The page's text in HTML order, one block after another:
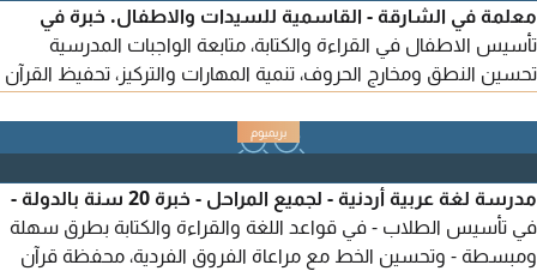
معلمة في الشارقة - القاسمية للسيدات والاطفال. خبرة في
تأسيس الاطفال في القراءة والكتابة، متابعة الواجبات المدرسية
تحسين النطق ومخارج الحروف، تنمية المهارات والتركيز، تحفيظ القرآن
الكريم متابعة فردية لكل طفل حسب مستواة. وحاصلة علي إسناد
لتحفيظ القرآن الكريم القاسمية - الشارقة للتواصل والاستفسار عبر
الرسائل أو الاتصال
مدرسة لغة عربية أردنية - لجميع المراحل - خبرة 20 سنة بالدولة -
في تأسيس الطلاب - في قواعد اللغة والقراءة والكتابة بطرق سهلة
ومبسطة - وتحسين الخط مع مراعاة الفروق الفردية، محفظة قرآن